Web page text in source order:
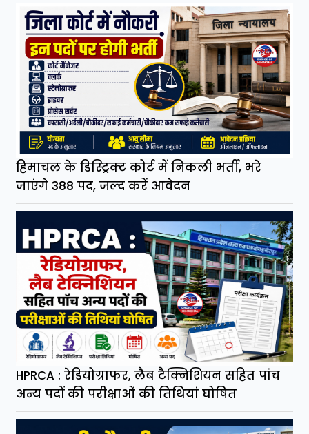
हिमाचल के डिस्ट्रिक्ट कोर्ट में निकली भर्ती, भरे
जाएंगे 388 पद, जल्द करें आवेदन
HPRCA : रेडियोग्राफर, लैब टैक्निशियन सहित पांच
अन्य पदों की परीक्षाओं की तिथियां घोषित